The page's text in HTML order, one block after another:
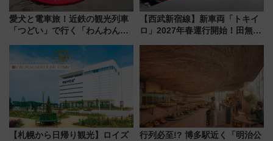
愛犬と電車旅！近鉄の観光列車
「つどい」で行く「わんわん列
める日帰りツアー
【西武新宿線】新車両「トキイ
ロ」2027年春運行開始！田無・
【札幌から日帰り観光】ロイズ
行列必至!? 博多駅近く「明治公